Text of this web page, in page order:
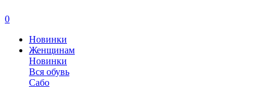
0
Новинки
Женщинам
Новинки
Вся обувь
Сабо